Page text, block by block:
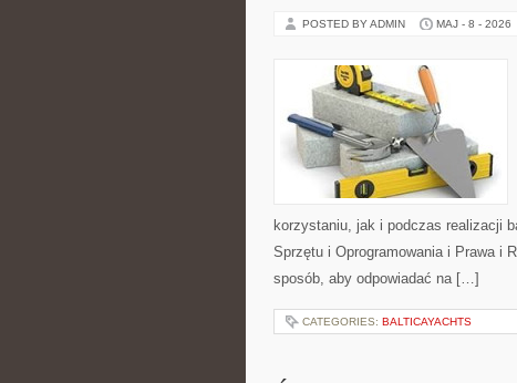
POSTED BY ADMIN MAJ - 8 - 2026
korzystaniu, jak i podczas realizacji
Sprzętu i Oprogramowania i Prawa i
sposób, aby odpowiadać na […]
CATEGORIES: BALTICAYACHTS